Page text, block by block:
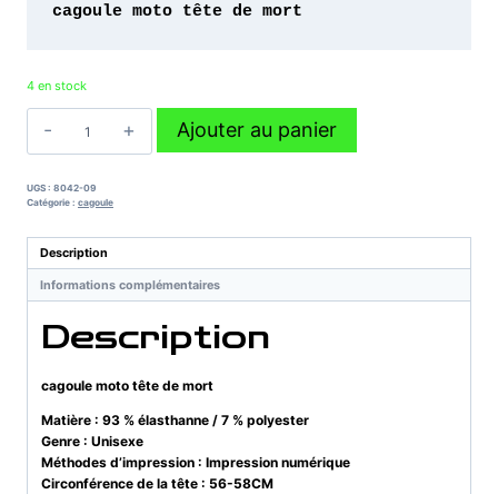
cagoule moto tête de mort
4 en stock
moto
tête
mort
Ajouter au panier
UGS : 8042-09
Catégorie : cagoule
Description
Informations complémentaires
Description
cagoule moto tête de mort
Matière : 93 % élasthanne / 7 % polyester
Genre : Unisexe
Méthodes d’impression : Impression numérique
Circonférence de la tête : 56-58CM